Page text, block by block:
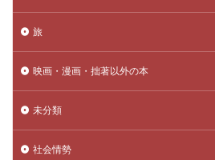
旅
映画・漫画・拙著以外の本
未分類
社会情勢